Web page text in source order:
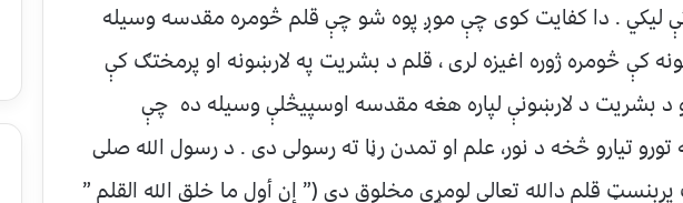
لیکي . دا کفایت کوی چې موږ پوه شو چې قلم څومره مقدسه وسیله
کې څومره ژوره اغیزه لری ، قلم د بشریت په لارښونه او پرمختګ کې
د بشریت د لارښونې لپاره هغه مقدسه اوسپیڅلې وسیله ده چې
تیارو څخه د نور، علم او تمدن رڼا ته رسولی دی . د رسول الله صلی
قلم دالله تعالی لومړی مخلوق دی (” إن أول ما خلق الله القلم ”